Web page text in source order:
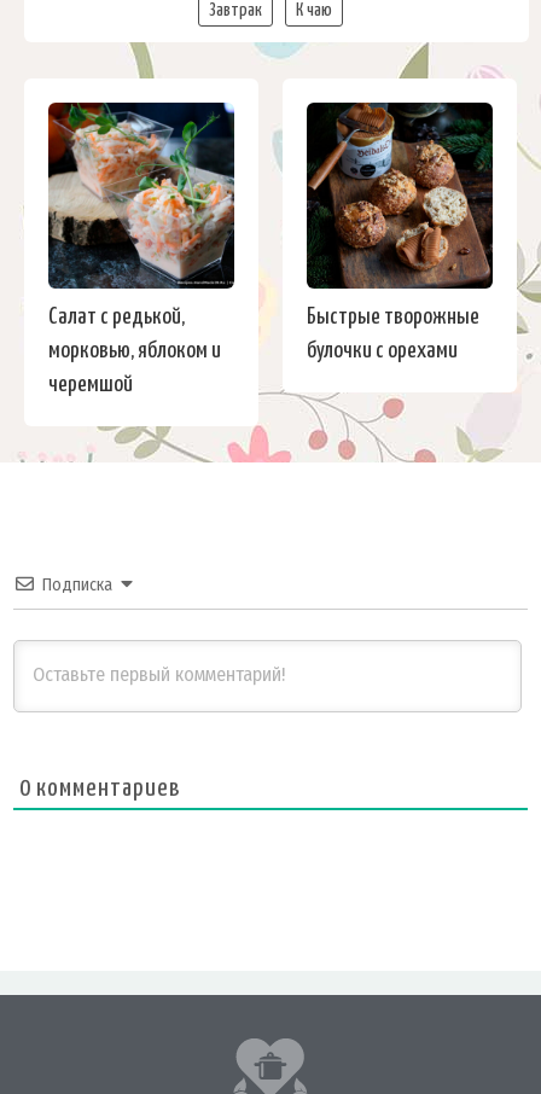
Завтрак К чаю
Салат с редькой,
морковью, яблоком и
черемшой
Быстрые творожные
булочки с орехами
Подписка
0 комментариев